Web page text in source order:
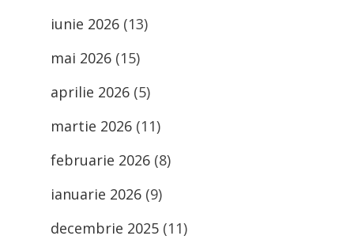
iunie 2026 (13)
mai 2026 (15)
aprilie 2026 (5)
martie 2026 (11)
februarie 2026 (8)
ianuarie 2026 (9)
decembrie 2025 (11)